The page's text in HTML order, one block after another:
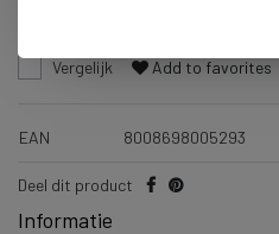
Vergelijk Add to favorites
EAN 8008698005293
Deel dit product
Informatie